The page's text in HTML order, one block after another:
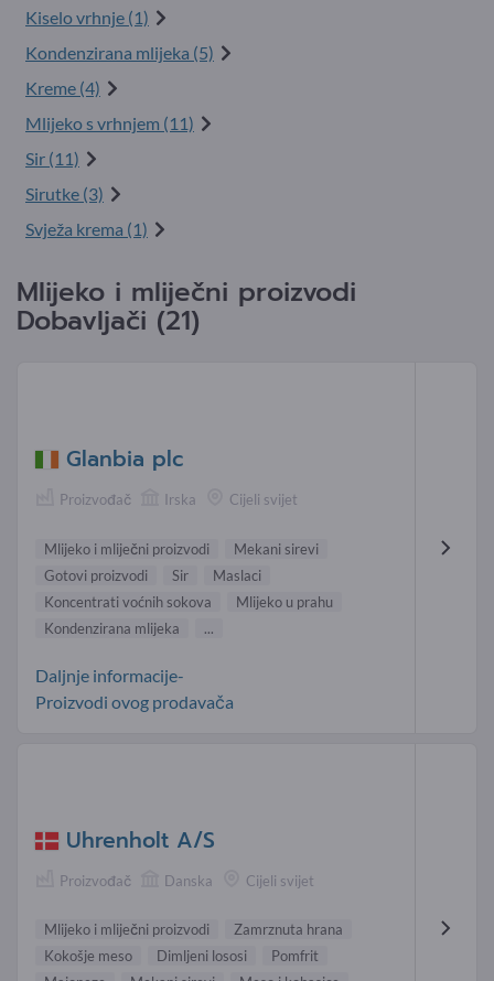
Kiselo vrhnje (1)
Kondenzirana mlijeka (5)
Kreme (4)
Mlijeko s vrhnjem (11)
Sir (11)
Sirutke (3)
Svježa krema (1)
Mlijeko i mliječni proizvodi
Dobavljači (21)
Glanbia plc
Proizvođač Irska Cijeli svijet
Mlijeko i mliječni proizvodi
Mekani sirevi
Gotovi proizvodi
Sir
Maslaci
Koncentrati voćnih sokova
Mlijeko u prahu
Kondenzirana mlijeka
...
Daljnje informacije-
Proizvodi ovog prodavača
Uhrenholt A/S
Proizvođač Danska Cijeli svijet
Mlijeko i mliječni proizvodi
Zamrznuta hrana
Kokošje meso
Dimljeni lososi
Pomfrit